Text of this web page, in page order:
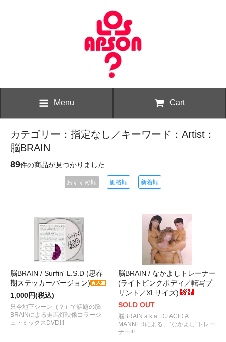
Menu Cart
カテゴリー：指定なし／キーワード：Artist：
脳BRAIN
89件の商品が見つかりました
おすすめ順 価格順 新着順
脳BRAIN / Surfin' L.S.D (思春
期ステッカーバージョン)
1,000円(税込)
只今地下シーン（？）で話題の脳
BRAINによる走馬灯映像コラージ
ュ・ミックスDVD!!!
脳BRAIN / なかよしトレーナー
(ライトピンクボディ／転写プ
リント／XLサイズ)
SOLD OUT
脳BRAIN a.k.a. DJ ACID A
MANNERによる、“なかよし”トレー
ナー!!!